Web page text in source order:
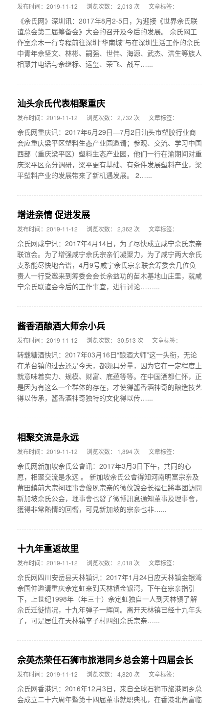
发布时间：2019-11-12 浏览次数： 2,013 次 文章标签：
《佘氏网》深圳讯：2017年8月2-5日，为迎接《世界佘氏联
谊总会第二届筹备会》大会的召开及今后的发展。 佘氏网工
作室佘木一行专程前往深圳“华南城”与在深圳生活工作的佘氏
中青年佘坚文、林彬、嗣强、世伟、海源、武杰、洪生等族人
相聚并电话与佘继标、运玺、荣飞、战军…...
汕头佘氏代表相聚重庆
发布时间：2019-11-12 浏览次数： 2,732 次 文章标签：
佘氏网重庆讯：2017年6月29日—7月2日汕头市塑胶行业商
会应重庆梁平区塑料生态产业园邀请；参观、交流、学习中国
西部（重庆梁平区）塑料生态产业园，他们一行在渝期间对重
庆梁平区充分调研，梁平更有基础、有条件发展塑料产业，梁
平塑料产业的发展带来了新机遇发展。 2…...
增进亲情 促进发展
发布时间：2019-11-12 浏览次数： 2,362 次 文章标签：
佘氏网咸宁讯：2017年4月14日，为了尽快成立咸宁佘氏宗亲
联谊会。为了增强咸宁佘氏宗亲们凝聚力，为了咸宁两大佘氏
支系能尽快地合谱，4月9号咸宁佘氏宗亲联会筹委会几位负
责人一行受邀来到筹委会会长佘益功的苗木基地山庄里，就咸
宁佘氏联谊会今后的工作事宜，进行讨论……...
酱香酒酿酒大师佘小兵
发布时间：2019-11-12 浏览次数： 30,513 次 文章标签：
转载糖酒快讯：2017年03月16日“酿酒大师”这一头衔，无论
在茅台镇的过去还是今天，都颇具分量，因为它在一定程度上
就意味着实力、规模、财富、底蕴等等。在中国酒都仁怀，正
是因为有这么一个群体的存在，才使得酱香酒神奇的酿造技艺
得以传承，酱香酒神奇独特的文化得以传…...
相聚交流是永远
发布时间：2019-11-12 浏览次数： 1,894 次 文章标签：
佘氏网新加坡佘氏公會讯：2017年3月3日下午，共同的心
愿，相聚交流是永远 。 新加坡佘氏公會得知河南明富宗亲及
莆田鎮前大宗祠理事會俊夙宗亲的微伩說会长福仁將率团訪問
新加坡佘氏公会，理事會也發了微博訊息通知董事及理事會，
獲得非常熱情的回嚮，可見新加坡的宗亲也非…...
十九年重返故里
发布时间：2019-11-12 浏览次数： 2,018 次 文章标签：
佘氏网四川安岳县天林镇讯：2017年1月24日应天林镇金银湾
佘国仲邀请重庆佘定虹来到天林镇金银湾，下午在宗亲指引
下，上世纪1998年（年三十）佘定虹独自一人到天林镇了解
佘氏迁徙情况，十九年弹子一辉间。离开天林镇已经十九年头
了，可是居住在天林镇李子村四组佘氏宗亲…...
佘英杰荣任石狮市旅港同乡总会第十四届会长
发布时间：2019-11-12 浏览次数： 4,820 次 文章标签：
佘氏网香港讯：2016年12月3日，来自全球石狮市旅港同乡总
会成立二十六周年暨第十四届董事就职典礼，在香港北角富临